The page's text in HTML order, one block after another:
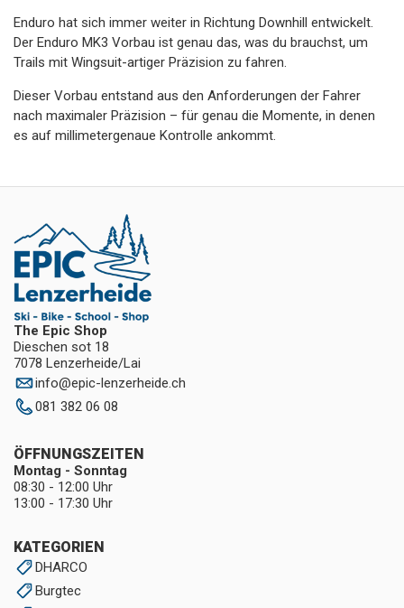
Enduro hat sich immer weiter in Richtung Downhill entwickelt.
Der Enduro MK3 Vorbau ist genau das, was du brauchst, um
Trails mit Wingsuit-artiger Präzision zu fahren.
Dieser Vorbau entstand aus den Anforderungen der Fahrer
nach maximaler Präzision – für genau die Momente, in denen
es auf millimetergenaue Kontrolle ankommt.
The Epic Shop
Dieschen sot 18
7078 Lenzerheide/Lai
info@epic-lenzerheide.ch
081 382 06 08
KATEGORIEN
DHARCO
Burgtec
ÖFFNUNGSZEITEN
Montag - Sonntag
08:30 - 12:00 Uhr
13:00 - 17:30 Uhr